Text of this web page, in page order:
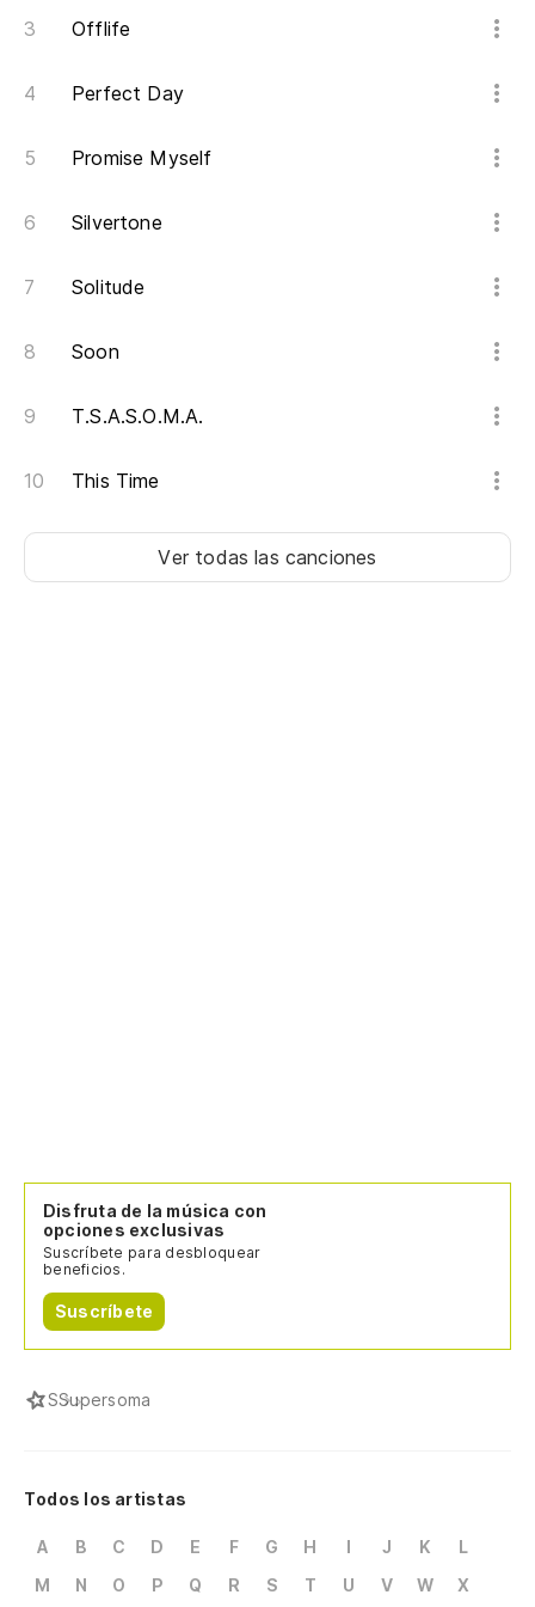
Offlife
Perfect Day
Promise Myself
Silvertone
Solitude
Soon
T.S.A.S.O.M.A.
This Time
Ver todas las canciones
Disfruta de la música con
opciones exclusivas
Suscríbete para desbloquear
beneficios.
Suscríbete
SSupersoma
Todos los artistas
A B C D E F G H I J K
L
M
N O P Q R S T U V W X